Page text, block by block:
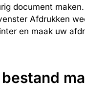
document
Afdrukken
en maak uw
bestand